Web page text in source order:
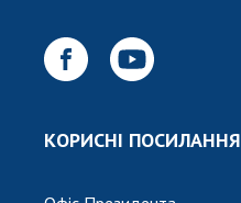
КОРИСНІ ПОСИЛАННЯ